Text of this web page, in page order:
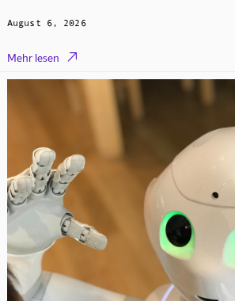
August 6, 2026
Mehr lesen 